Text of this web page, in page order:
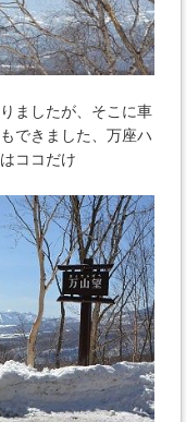
ましたが、そこに車
できました、万座ハ
ココだけ